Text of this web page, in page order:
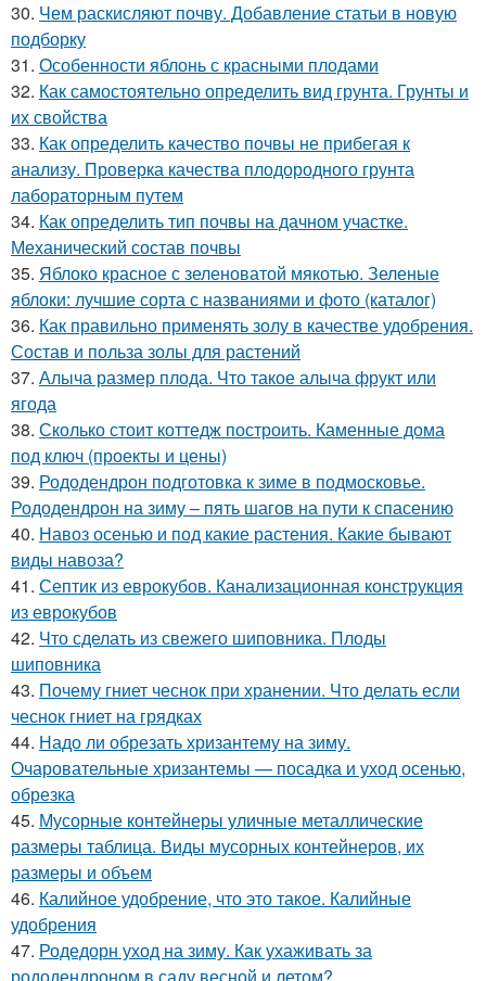
30. Чем раскисляют почву. Добавление статьи в новую
подборку
31. Особенности яблонь с красными плодами
32. Как самостоятельно определить вид грунта. Грунты и
их свойства
33. Как определить качество почвы не прибегая к
анализу. Проверка качества плодородного грунта
лабораторным путем
34. Как определить тип почвы на дачном участке.
Механический состав почвы
35. Яблоко красное с зеленоватой мякотью. Зеленые
яблоки: лучшие сорта с названиями и фото (каталог)
36. Как правильно применять золу в качестве удобрения.
Состав и польза золы для растений
37. Алыча размер плода. Что такое алыча фрукт или
ягода
38. Сколько стоит коттедж построить. Каменные дома
под ключ (проекты и цены)
39. Рододендрон подготовка к зиме в подмосковье.
Рододендрон на зиму – пять шагов на пути к спасению
40. Навоз осенью и под какие растения. Какие бывают
виды навоза?
41. Септик из еврокубов. Канализационная конструкция
из еврокубов
42. Что сделать из свежего шиповника. Плоды
шиповника
43. Почему гниет чеснок при хранении. Что делать если
чеснок гниет на грядках
44. Надо ли обрезать хризантему на зиму.
Очаровательные хризантемы — посадка и уход осенью,
обрезка
45. Мусорные контейнеры уличные металлические
размеры таблица. Виды мусорных контейнеров, их
размеры и объем
46. Калийное удобрение, что это такое. Калийные
удобрения
47. Родедорн уход на зиму. Как ухаживать за